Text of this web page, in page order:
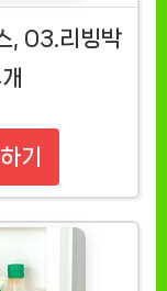
, 03.리빙박
기